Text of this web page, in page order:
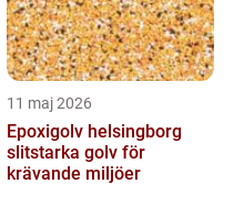
11 maj 2026
Epoxigolv helsingborg
slitstarka golv för
krävande miljöer